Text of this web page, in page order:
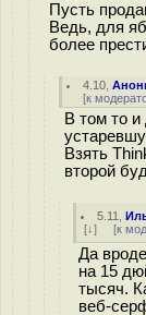
Пусть
Ведь, для
более
4.10 ,
[к
В том то
Взять
второй
5.11 ,
[↓] [к
Да
на 15
тысяч.
веб-